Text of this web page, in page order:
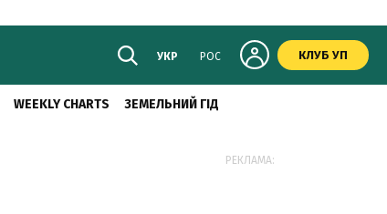
УКР РОС КЛУБ УП
WEEKLY CHARTS ЗЕМЕЛЬНИЙ ГІД
РЕКЛАМА: